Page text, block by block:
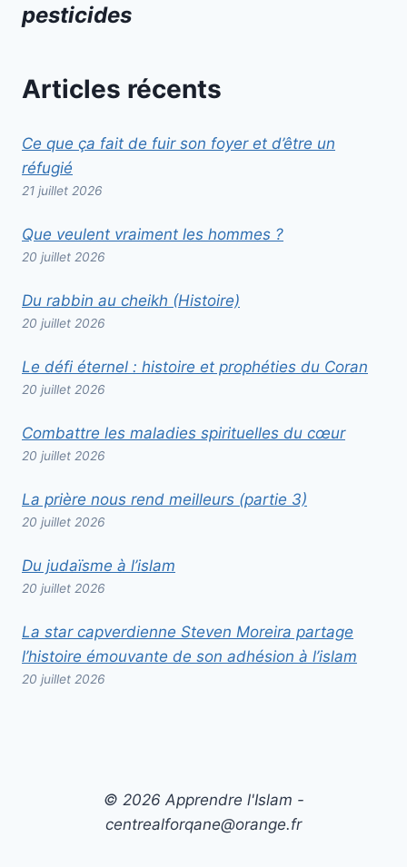
pesticides
Articles récents
Ce que ça fait de fuir son foyer et d’être un
réfugié
21 juillet 2026
Que veulent vraiment les hommes ?
20 juillet 2026
Du rabbin au cheikh (Histoire)
20 juillet 2026
Le défi éternel : histoire et prophéties du Coran
20 juillet 2026
Combattre les maladies spirituelles du cœur
20 juillet 2026
La prière nous rend meilleurs (partie 3)
20 juillet 2026
Du judaïsme à l’islam
20 juillet 2026
La star capverdienne Steven Moreira partage
l’histoire émouvante de son adhésion à l’islam
20 juillet 2026
© 2026 Apprendre l'Islam -
centrealforqane@orange.fr